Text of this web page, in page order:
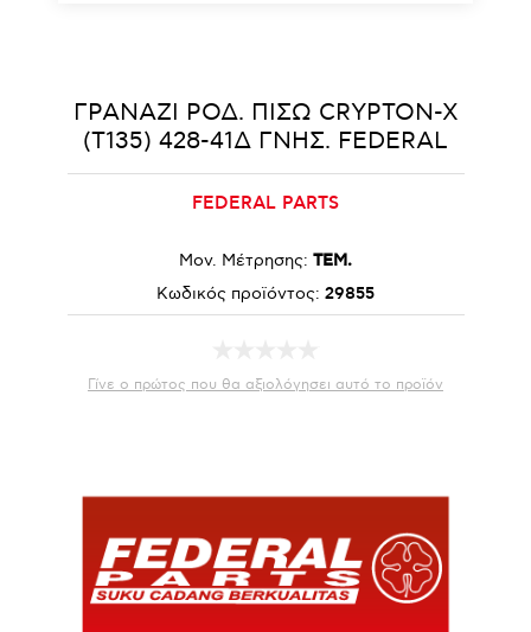
ΓΡΑΝΑΖΙ ΡΟΔ. ΠΙΣΩ CRYPTON-X
(T135) 428-41Δ ΓΝΗΣ. FΕDΕRΑL
FEDERAL PARTS
Μον. Μέτρησης: ΤΕΜ.
Κωδικός προϊόντος: 29855
Γίνε ο πρώτος που θα αξιολόγησει αυτό το προϊόν